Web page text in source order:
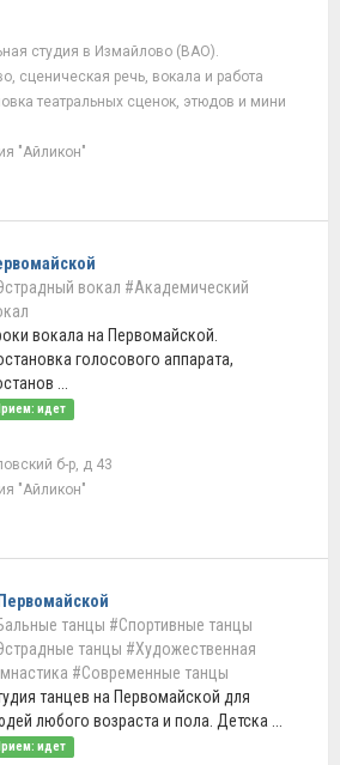
студия в Измайлово (ВАО).
сценическая речь, вокала и работа
театральных сценок, этюдов и мини
"Айликон"
вокал #Академический
вокала на Первомайской.
голосового аппарата,
...
идет
б-р, д 43
"Айликон"
танцы #Спортивные танцы
танцы #Художественная
#Современные танцы
танцев на Первомайской для
любого возраста и пола. Детска ...
идет